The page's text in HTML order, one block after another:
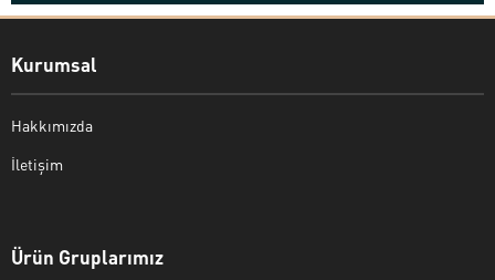
Kurumsal
Hakkımızda
İletişim
Ürün Gruplarımız